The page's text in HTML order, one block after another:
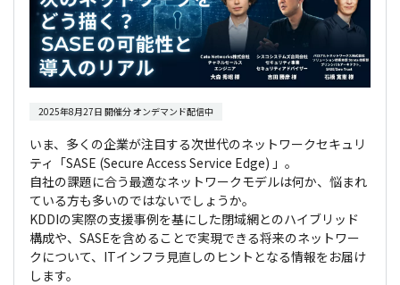
2025年8月27日 開催分 オンデマンド配信中
いま、多くの企業が注目する次世代のネットワークセキュリ
ティ「SASE (Secure Access Service Edge) 」。
自社の課題に合う最適なネットワークモデルは何か、悩まれ
ている方も多いのではないでしょうか。
KDDIの実際の支援事例を基にした閉域網とのハイブリッド
構成や、SASEを含めることで実現できる将来のネットワー
クについて、ITインフラ見直しのヒントとなる情報をお届け
します。